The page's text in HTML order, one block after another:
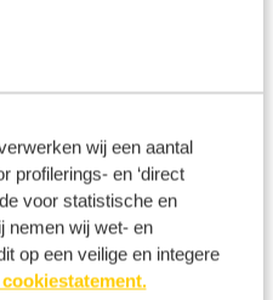
wij een aantal
profilerings- en ‘direct
voor statistische en
nemen wij wet- en
op een veilige en integere